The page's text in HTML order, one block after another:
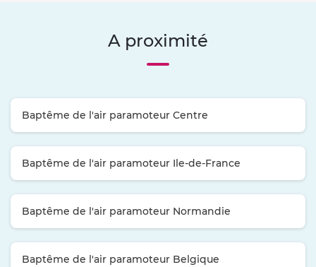
A proximité
Baptême de l'air paramoteur Centre
Baptême de l'air paramoteur Ile-de-France
Baptême de l'air paramoteur Normandie
Baptême de l'air paramoteur Belgique